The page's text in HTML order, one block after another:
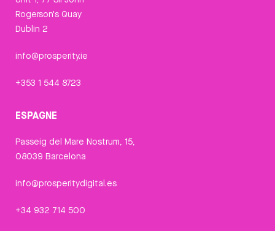
Rogerson's Quay
Dublin 2
info@prosperity.ie
+353 1 544 8723
ESPAGNE
Passeig del Mare Nostrum, 15,
08039 Barcelona
info@prosperitydigital.es
+34 932 714 500